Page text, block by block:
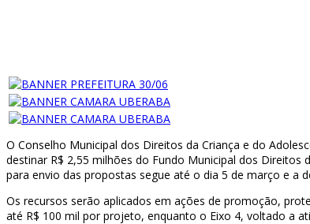
O Conselho Municipal dos Direitos da Criança e do
destinar R$ 2,55 milhões do Fundo Municipal dos Direitos
para envio das propostas segue até o dia 5 de março e a
Os recursos serão aplicados em ações de promoção,
até R$ 100 mil por projeto, enquanto o Eixo 4, voltado a